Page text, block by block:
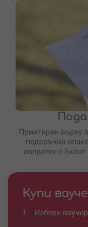
Принтиран върху
подаръчна
изпратен с
Купи
1. Избери ваучер